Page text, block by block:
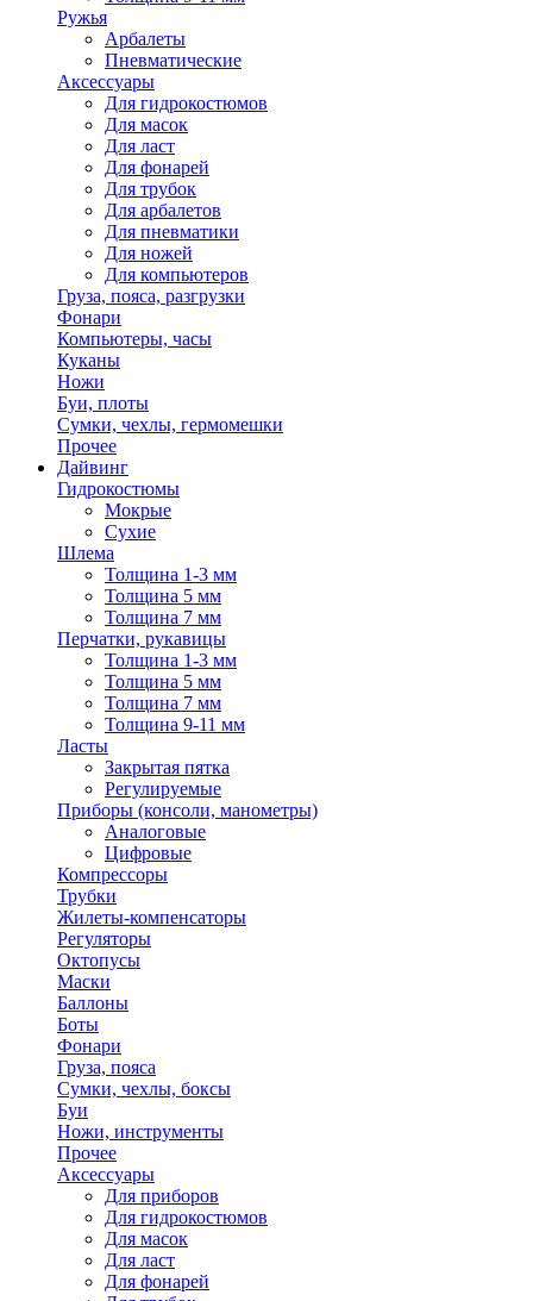
Ружья
Арбалеты
Пневматические
Аксессуары
Для гидрокостюмов
Для масок
Для ласт
Для фонарей
Для трубок
Для арбалетов
Для пневматики
Для ножей
Для компьютеров
Груза, пояса, разгрузки
Фонари
Компьютеры, часы
Куканы
Ножи
Буи, плоты
Сумки, чехлы, гермомешки
Прочее
Дайвинг
Гидрокостюмы
Мокрые
Сухие
Шлема
Толщина 1-3 мм
Толщина 5 мм
Толщина 7 мм
Перчатки, рукавицы
Толщина 1-3 мм
Толщина 5 мм
Толщина 7 мм
Толщина 9-11 мм
Ласты
Закрытая пятка
Регулируемые
Приборы (консоли, манометры)
Аналоговые
Цифровые
Компрессоры
Трубки
Жилеты-компенсаторы
Регуляторы
Октопусы
Маски
Баллоны
Боты
Фонари
Груза, пояса
Сумки, чехлы, боксы
Буи
Ножи, инструменты
Прочее
Аксессуары
Для приборов
Для гидрокостюмов
Для масок
Для ласт
Для фонарей